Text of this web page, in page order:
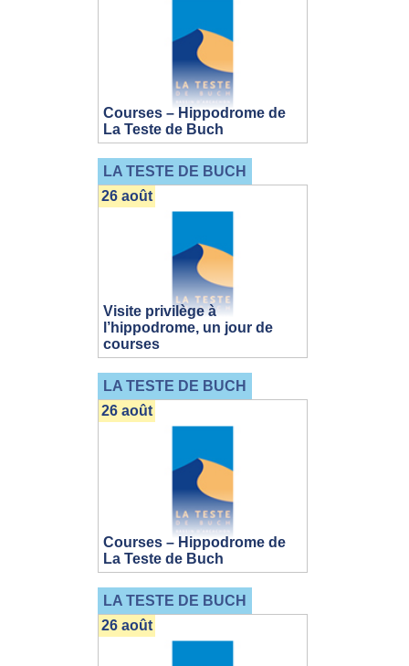
Courses – Hippodrome de
La Teste de Buch
LA TESTE DE BUCH
Visite privilège à
l’hippodrome, un jour de
courses
26 août
LA TESTE DE BUCH
Courses – Hippodrome de
La Teste de Buch
26 août
LA TESTE DE BUCH
26 août